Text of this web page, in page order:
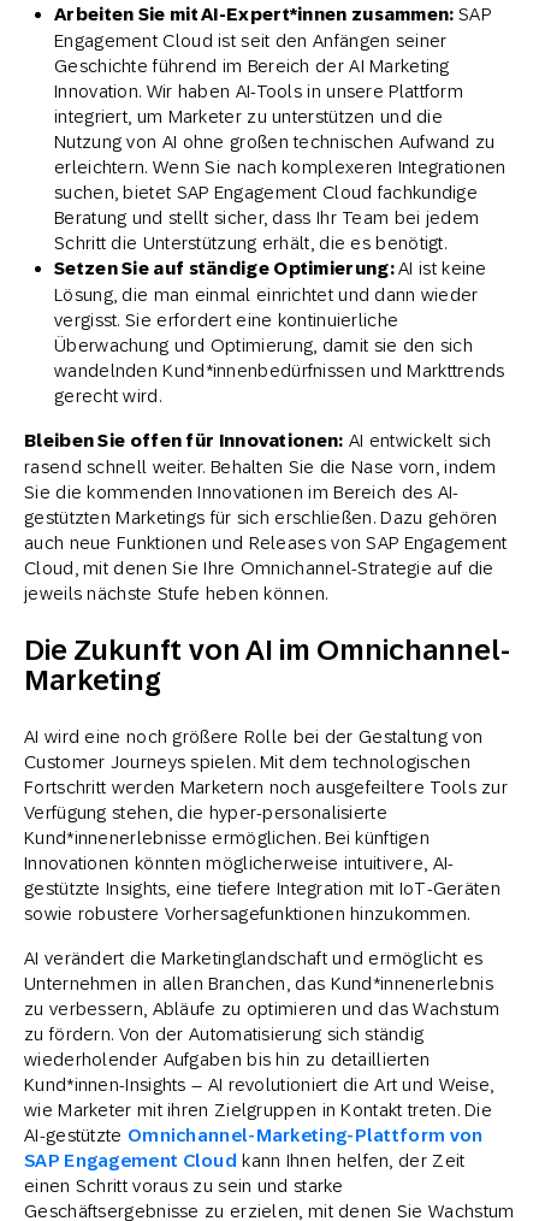
Arbeiten Sie mit AI-Expert*innen zusammen: SAP
Engagement Cloud ist seit den Anfängen seiner
Geschichte führend im Bereich der AI Marketing
Innovation. Wir haben AI-Tools in unsere Plattform
integriert, um Marketer zu unterstützen und die
Nutzung von AI ohne großen technischen Aufwand zu
erleichtern. Wenn Sie nach komplexeren Integrationen
suchen, bietet SAP Engagement Cloud fachkundige
Beratung und stellt sicher, dass Ihr Team bei jedem
Schritt die Unterstützung erhält, die es benötigt.
Setzen Sie auf ständige Optimierung:AI ist keine
Lösung, die man einmal einrichtet und dann wieder
vergisst. Sie erfordert eine kontinuierliche
Überwachung und Optimierung, damit sie den sich
wandelnden Kund*innenbedürfnissen und Markttrends
gerecht wird.
Bleiben Sie offen für Innovationen: AI entwickelt sich
rasend schnell weiter. Behalten Sie die Nase vorn, indem
Sie die kommenden Innovationen im Bereich des AI-
gestützten Marketings für sich erschließen. Dazu gehören
auch neue Funktionen und Releases von SAP Engagement
Cloud, mit denen Sie Ihre Omnichannel-Strategie auf die
jeweils nächste Stufe heben können.
Die Zukunft von AI im Omnichannel-
Marketing
AI wird eine noch größere Rolle bei der Gestaltung von
Customer Journeys spielen. Mit dem technologischen
Fortschritt werden Marketern noch ausgefeiltere Tools zur
Verfügung stehen, die hyper-personalisierte
Kund*innenerlebnisse ermöglichen. Bei künftigen
Innovationen könnten möglicherweise intuitivere, AI-
gestützte Insights, eine tiefere Integration mit IoT-Geräten
sowie robustere Vorhersagefunktionen hinzukommen.
AI verändert die Marketinglandschaft und ermöglicht es
Unternehmen in allen Branchen, das Kund*innenerlebnis
zu verbessern, Abläufe zu optimieren und das Wachstum
zu fördern. Von der Automatisierung sich ständig
wiederholender Aufgaben bis hin zu detaillierten
Kund*innen-Insights – AI revolutioniert die Art und Weise,
wie Marketer mit ihren Zielgruppen in Kontakt treten. Die
AI-gestützte Omnichannel-Marketing-Plattform von
SAP Engagement Cloud kann Ihnen helfen, der Zeit
einen Schritt voraus zu sein und starke
Geschäftsergebnisse zu erzielen, mit denen Sie Wachstum